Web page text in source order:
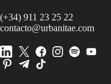
(+34) 911 23 25 22
contacto@urbanitae.com